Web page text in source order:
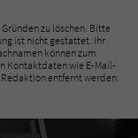
zu löschen. Bitte
ist nicht gestattet. Ihr
können zum
Kontaktdaten wie E-Mail-
entfernt werden.